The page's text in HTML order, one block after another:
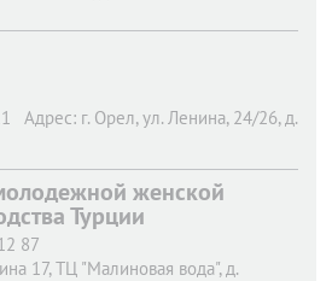
Адрес: г. Орел, ул. Ленина, 24/26, д.
женской
Турции
87
17, ТЦ "Малиновая вода", д.